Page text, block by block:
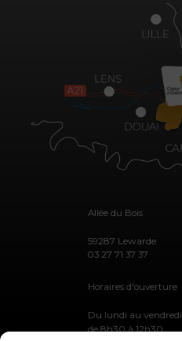
Allée du Bois
59287 Lewarde
03 27 71 37 37
Horaires d'ouverture
Du lundi au vendredi
de 8h30 à 12h30